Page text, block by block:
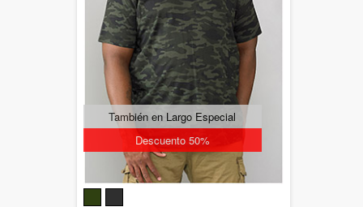
Descuento 50%
También en Largo Especial